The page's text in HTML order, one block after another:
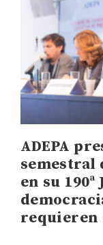
ADEPA
semestral
en su
requieren